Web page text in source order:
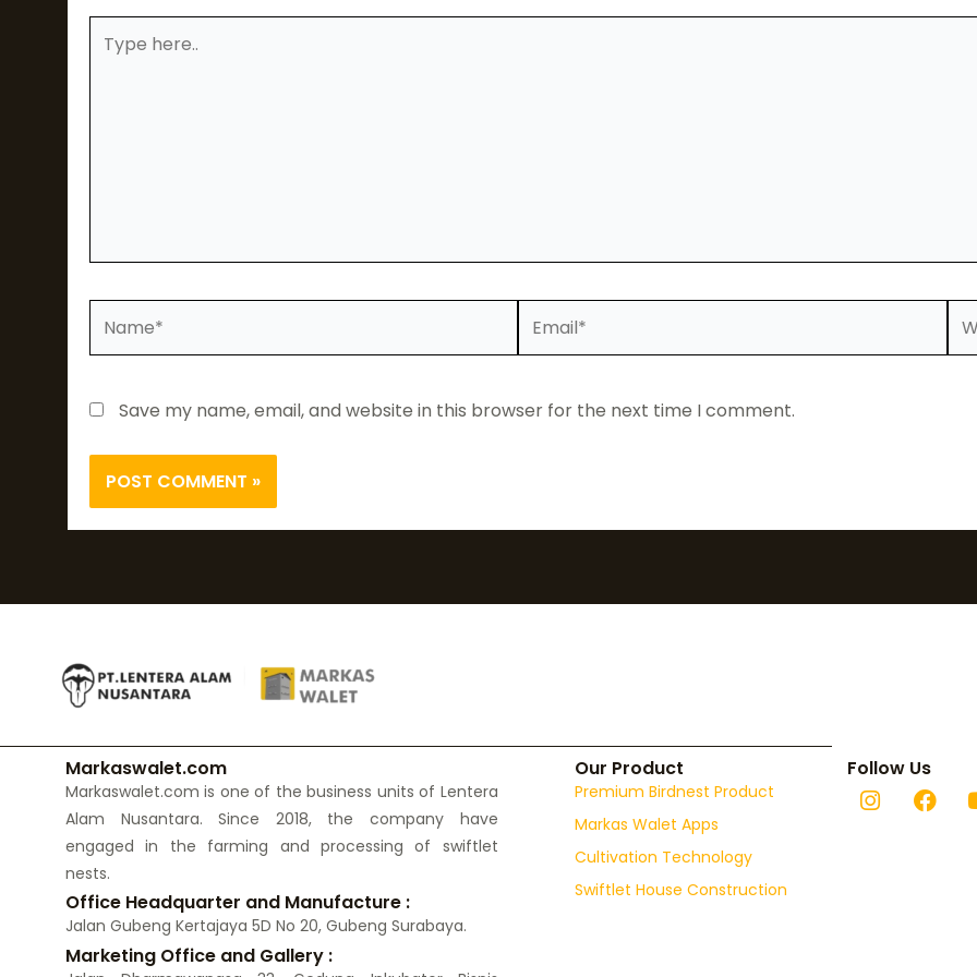
here..
Save my name, email, and website in this browser for the next time I comment.
Markaswalet.com
Markaswalet.com is one of the business units of Lentera
Alam Nusantara. Since 2018, the company have
engaged in the farming and processing of swiftlet
nests.
Office Headquarter and Manufacture :
Jalan Gubeng Kertajaya 5D No 20, Gubeng Surabaya.
Marketing Office and Gallery :
Our Product
Premium Birdnest Product
Markas Walet Apps
Cultivation Technology
Swiftlet House Construction
Follow Us